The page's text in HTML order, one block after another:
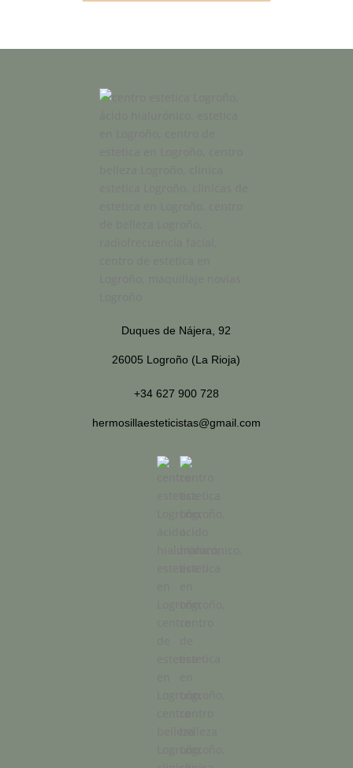
Duques de Nájera, 92
26005 Logroño (La Rioja)
+34 627 900 728
hermosillaesteticistas@gmail.com